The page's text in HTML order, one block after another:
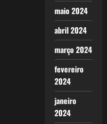
maio 2024
abril 2024
março 2024
fevereiro
2024
janeiro
2024